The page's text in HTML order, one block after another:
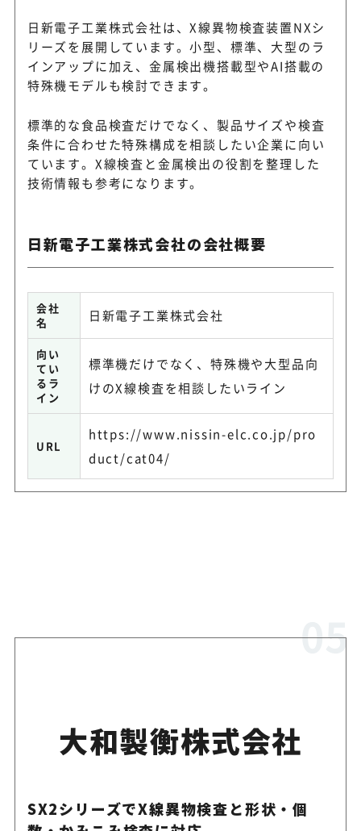
日新電子工業株式会社は、X線異物検査装置NXシ
リーズを展開しています。小型、標準、大型のラ
インアップに加え、金属検出機搭載型やAI搭載の
特殊機モデルも検討できます。
標準的な食品検査だけでなく、製品サイズや検査
条件に合わせた特殊構成を相談したい企業に向い
ています。X線検査と金属検出の役割を整理した
技術情報も参考になります。
日新電子工業株式会社の会社概要
会社
名
日新電子工業株式会社
向い
てい
るラ
イン
標準機だけでなく、特殊機や大型品向
けのX線検査を相談したいライン
URL
https://www.nissin-elc.co.jp/pro
duct/cat04/
大和製衡株式会社
SX2シリーズでX線異物検査と形状・個